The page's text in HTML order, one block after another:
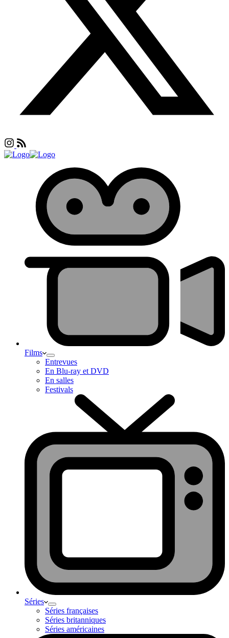
Films
Entrevues
En Blu-ray et DVD
En salles
Festivals
Séries
Séries françaises
Séries britanniques
Séries américaines